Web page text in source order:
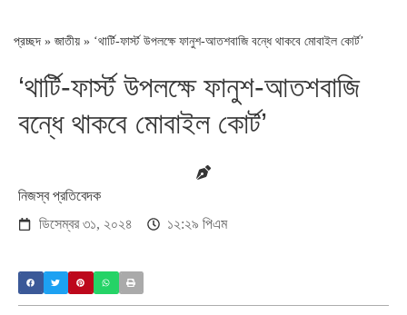
প্রচ্ছদ » জাতীয় » ‘থার্টি-ফার্স্ট উপলক্ষে ফানুশ-আতশবাজি বন্ধে থাকবে মোবাইল কোর্ট’
‘থার্টি-ফার্স্ট উপলক্ষে ফানুশ-আতশবাজি
বন্ধে থাকবে মোবাইল কোর্ট’
নিজস্ব প্রতিবেদক
ডিসেম্বর ৩১, ২০২৪
১২:২৯ পিএম